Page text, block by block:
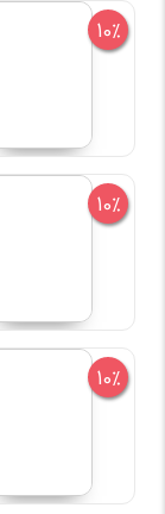
10%
10%
10%